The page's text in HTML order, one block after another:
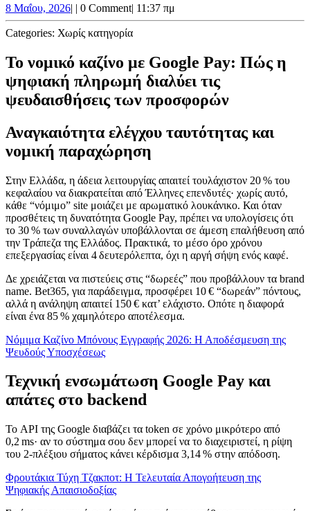
8 Μαΐου, 20268
Μαΐου,
2026
| | 0 Comment| 11:37 πμ
Categories: Χωρίς κατηγορία
Το νομικό καζίνο με Google Pay: Πώς η
ψηφιακή πληρωμή διαλύει τις
ψευδαισθήσεις των προσφορών
Αναγκαιότητα ελέγχου ταυτότητας και
νομική παραχώρηση
Στην Ελλάδα, η άδεια λειτουργίας απαιτεί τουλάχιστον 20 % του
κεφαλαίου να διακρατείται από Έλληνες επενδυτές· χωρίς αυτό,
κάθε “νόμιμο” site μοιάζει με αρωματικό λουκάνικο. Και όταν
προσθέτεις τη δυνατότητα Google Pay, πρέπει να υπολογίσεις ότι
το 30 % των συναλλαγών υποβάλλονται σε άμεση επαλήθευση από
την Τράπεζα της Ελλάδος. Πρακτικά, το μέσο όρο χρόνου
επεξεργασίας είναι 4 δευτερόλεπτα, όχι η αργή σήψη ενός καφέ.
Δε χρειάζεται να πιστεύεις στις “δωρεές” που προβάλλουν τα brand
name. Bet365, για παράδειγμα, προσφέρει 10 € “δωρεάν” πόντους,
αλλά η ανάληψη απαιτεί 150 € κατ’ ελάχιστο. Οπότε η διαφορά
είναι ένα 85 % χαμηλότερο αποτέλεσμα.
Νόμιμα Καζίνο Μπόνους Εγγραφής 2026: Η Αποδέσμευση της
Ψευδούς Υποσχέσεως
Τεχνική ενσωμάτωση Google Pay και
απάτες στο backend
Το API της Google διαβάζει τα token σε χρόνο μικρότερο από
0,2 ms· αν το σύστημα σου δεν μπορεί να το διαχειριστεί, η ρίψη
του 2‑πλέξιου σήματος κάνει κέρδισμα 3,14 % στην απόδοση.
Φρουτάκια Τύχη Τζακποτ: Η Τελευταία Απογοήτευση της
Ψηφιακής Απαισιοδοξίας